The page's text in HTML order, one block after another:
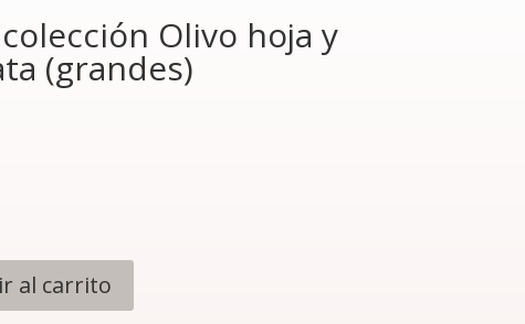
Olivo hoja y
(grandes)
al carrito